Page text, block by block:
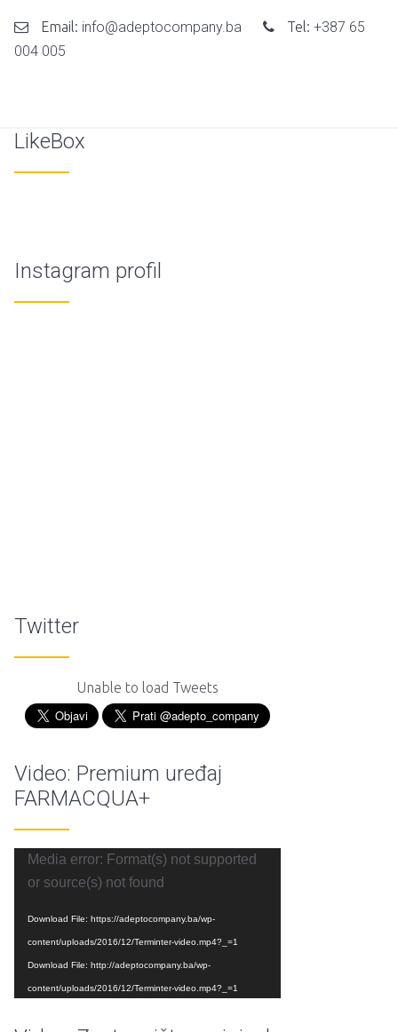
Email: info@adeptocompany.ba Tel: +387 65
004 005
LikeBox
Instagram profil
Twitter
Unable to load Tweets
Video: Premium uređaj
FARMACQUA+
Reproduktor
videozapisa
Media error: Format(s) not supported
or source(s) not found
Download File: https://adeptocompany.ba/wp-
content/uploads/2016/12/Terminter-video.mp4?_=1
Download File: http://adeptocompany.ba/wp-
content/uploads/2016/12/Terminter-video.mp4?_=1